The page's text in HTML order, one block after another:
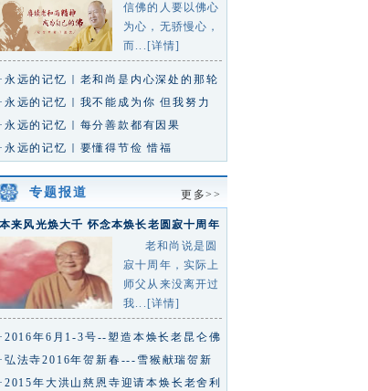
信佛的人要以佛心
为心，无骄慢心，
而...[详情]
·永远的记忆｜老和尚是内心深处的那轮
红日
·永远的记忆｜我不能成为你 但我努力
靠近你
·永远的记忆｜每分善款都有因果
·永远的记忆｜要懂得节俭 惜福
专题报道 更多>>
本来风光焕大千 怀念本焕长老圆寂十周年
专题
老和尚说是圆
寂十周年，实际上
师父从来没离开过
我...[详情]
·2016年6月1-3号--塑造本焕长老昆仑佛
玉等身像专业研讨会
·弘法寺2016年贺新春---雪猴献瑞贺新
春九州同庆中华年--弘法寺专
·2015年大洪山慈恩寺迎请本焕长老舍利